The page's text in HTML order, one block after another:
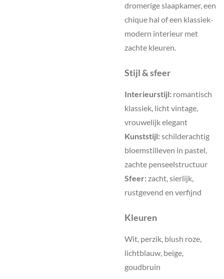
dromerige slaapkamer, een
chique hal of een klassiek-
modern interieur met
zachte kleuren.
Stijl & sfeer
Interieurstijl: romantisch
klassiek, licht vintage,
vrouwelijk elegant
Kunststijl:schilderachtig
bloemstilleven in pastel,
zachte penseelstructuur
Sfeer:zacht, sierlijk,
rustgevend en verfijnd
Kleuren
Wit, perzik, blush roze,
lichtblauw, beige,
goudbruin